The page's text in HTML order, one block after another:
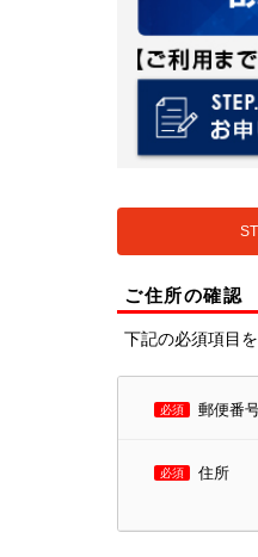
ご住所の確認
下記の必須項目
必須 郵便番
必須 住所